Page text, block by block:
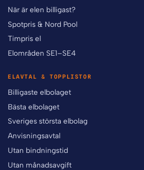
När är elen billigast?
Spotpris & Nord Pool
Timpris el
Elområden SE1–SE4
ELAVTAL & TOPPLISTOR
Billigaste elbolaget
Bästa elbolaget
Sveriges största elbolag
Anvisningsavtal
Utan bindningstid
Utan månadsavgift